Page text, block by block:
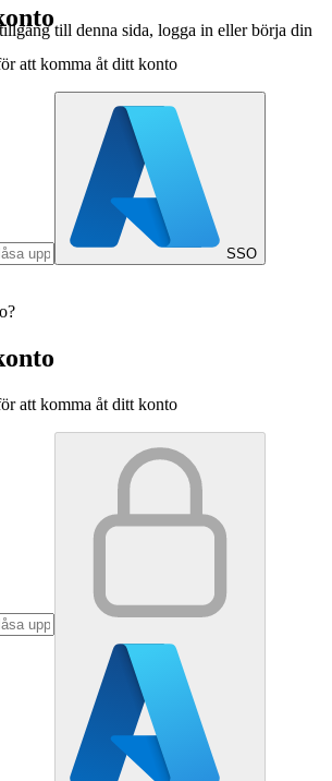
till denna sida, logga in eller börja din
att komma åt ditt konto
SSO
att komma åt ditt konto